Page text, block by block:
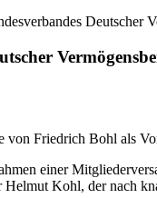
Deutscher
Friedrich Bohl als
einer
Kohl, der nach